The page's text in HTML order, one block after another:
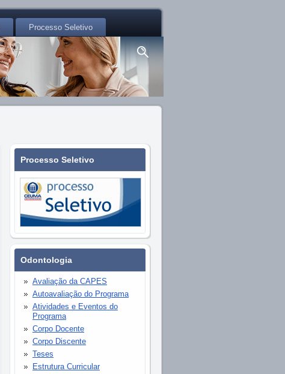
Processo Seletivo
Processo Seletivo
Odontologia
Avaliação da CAPES
Autoavaliação do Programa
Atividades e Eventos do
Programa
Corpo Docente
Corpo Discente
Teses
Estrutura Curricular